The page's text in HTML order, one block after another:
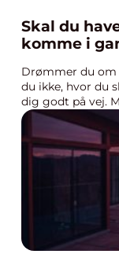
Skal du
komme i
Drømmer du om
du ikke, hvor du
dig godt på vej.